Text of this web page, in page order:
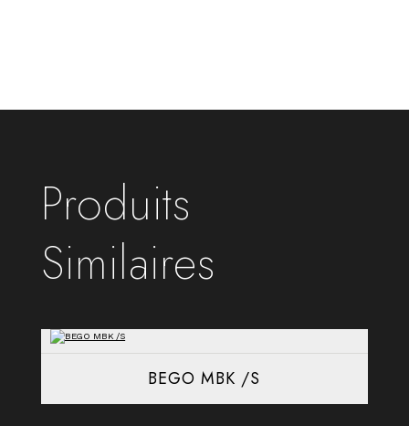
Produits
Similaires
BEGO MBK /S